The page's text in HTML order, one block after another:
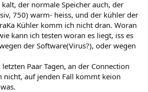
der normale Speicher auch, der
750) warm- heiss, und der kühler der
Kühler komm ich nicht dran. Woran
kann ich testen woran es liegt, iss es
der Software(Virus?), oder wegen
Paar Tagen, an der Connection
nicht, auf jenden Fall kommt keion